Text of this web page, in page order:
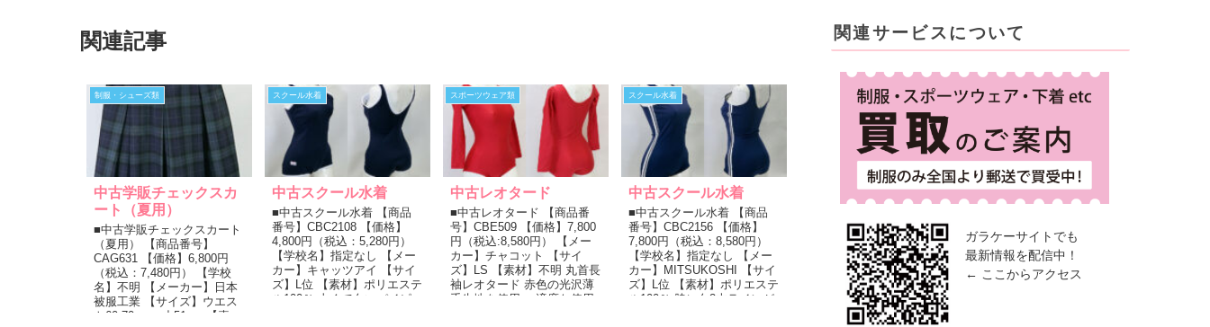
関連記事
制服・シューズ類
中古学販チェックスカ
ート（夏用）
■中古学販チェックスカート
（夏用） 【商品番号】
CAG631 【価格】6,800円
（税込：7,480円） 【学校
名】不明 【メーカー】日本
被服工業 【サイズ】ウエス
ト60-70cm 丈51cm 【素
スクール水着
中古スクール水着
■中古スクール水着 【商品
番号】CBC2108 【価格】
4,800円（税込：5,280円）
【学校名】指定なし 【メー
カー】キャッツアイ 【サイ
ズ】L位 【素材】ポリエステ
ル100％ 太くて白いパイピ
スポーツウェア類
中古レオタード
■中古レオタード 【商品番
号】CBE509 【価格】7,800
円（税込:8,580円） 【メー
カー】チャコット 【サイ
ズ】LS 【素材】不明 丸首長
袖レオタード 赤色の光沢薄
手生地を使用。 適度な使用
スクール水着
中古スクール水着
■中古スクール水着 【商品
番号】CBC2156 【価格】
7,800円（税込：8,580円）
【学校名】指定なし 【メー
カー】MITSUKOSHI 【サイ
ズ】L位 【素材】ポリエステ
ル100％ 脇に白2本ラインが
関連サービスについて
ガラケーサイトでも
最新情報を配信中！
← ここからアクセス